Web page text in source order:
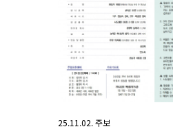
25.11.02. 주보